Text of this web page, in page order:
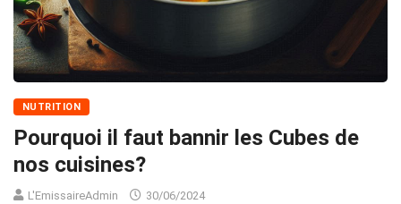
NUTRITION
Pourquoi il faut bannir les Cubes de
nos cuisines?
L'EmissaireAdmin 30/06/2024